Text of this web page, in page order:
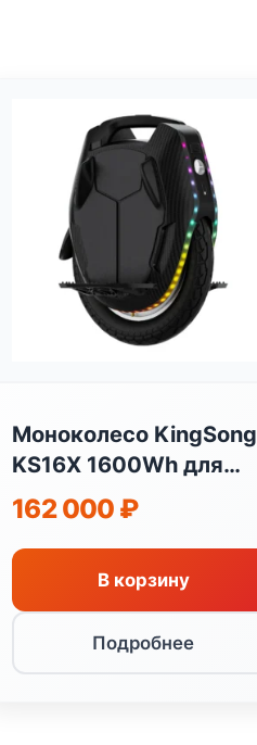
Моноколесо KingSong
KS16X 1600Wh для
персонального
электротранспорта
KingSong Китай
162 000 ₽
В корзину
Подробнее